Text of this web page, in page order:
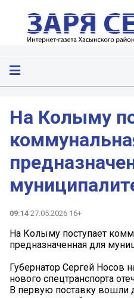
На Колыму
09:14 27.05.2026 16+
На Колыму поступает
предназначенная для
Губернатор Сергей Носов
нового спецтранспорта
В первую поставку вошли